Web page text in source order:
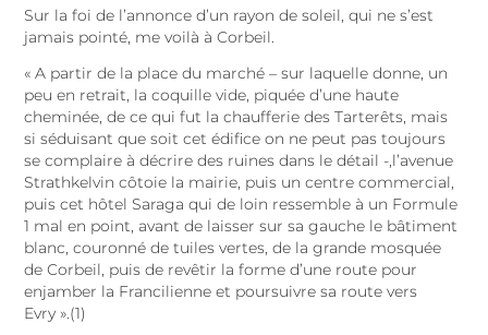
Sur la foi de l’annonce d’un rayon de soleil, qui ne s’est
jamais pointé, me voilà à Corbeil.
« A partir de la place du marché – sur laquelle donne, un
peu en retrait, la coquille vide, piquée d’une haute
cheminée, de ce qui fut la chaufferie des Tarterêts, mais
si séduisant que soit cet édifice on ne peut pas toujours
se complaire à décrire des ruines dans le détail -,l’avenue
Strathkelvin côtoie la mairie, puis un centre commercial,
puis cet hôtel Saraga qui de loin ressemble à un Formule
1 mal en point, avant de laisser sur sa gauche le bâtiment
blanc, couronné de tuiles vertes, de la grande mosquée
de Corbeil, puis de revêtir la forme d’une route pour
enjamber la Francilienne et poursuivre sa route vers
Evry ».(1)